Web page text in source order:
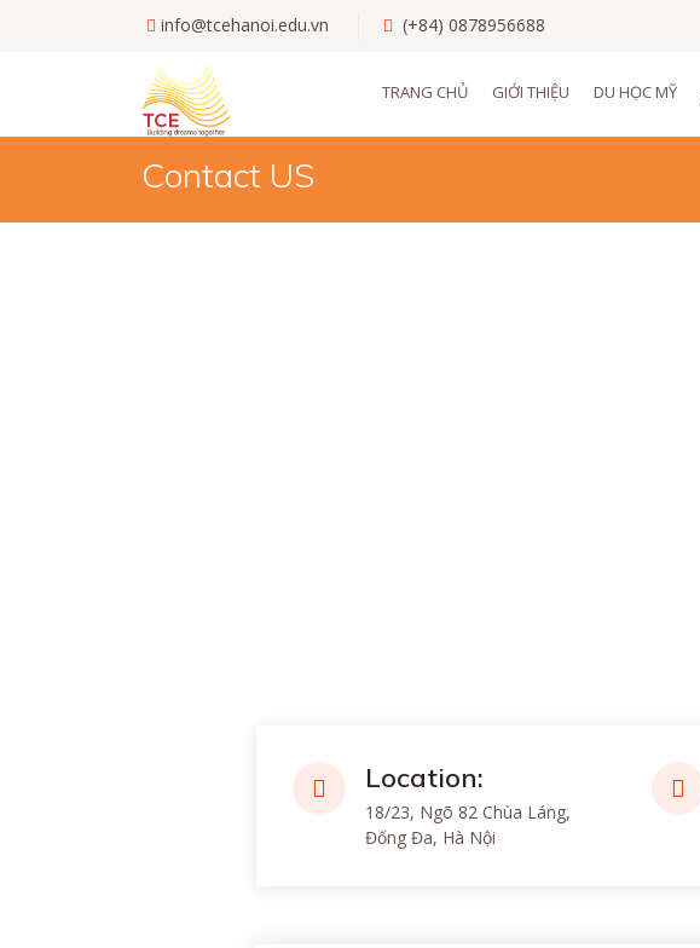
info@tcehanoi.edu.vn (+84) 0878956688
Main
navigation
TRANG CHỦ GIỚI THIỆU DU HỌC MỸ
Contact US
Location:
18/23, Ngõ 82 Chùa Láng,
Đống Đa, Hà Nội